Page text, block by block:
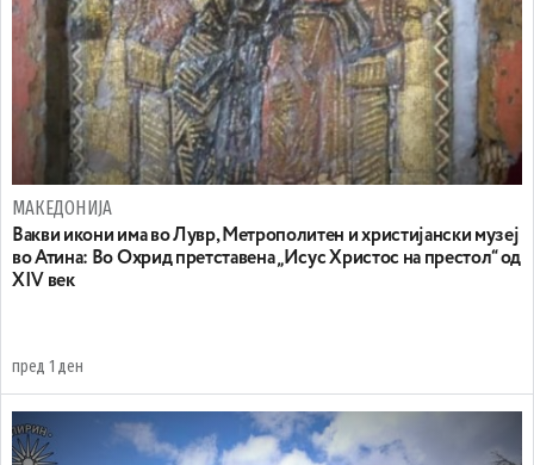
МАКЕДОНИЈА
Вакви икони има во Лувр, Метрополитен и христијански музеј
во Атина: Во Охрид претставена „Исус Христос на престол“ од
XIV век
пред 1 ден